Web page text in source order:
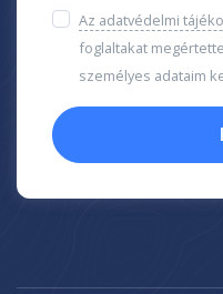
Az adatvédelmi
foglaltakat
személyes adataim